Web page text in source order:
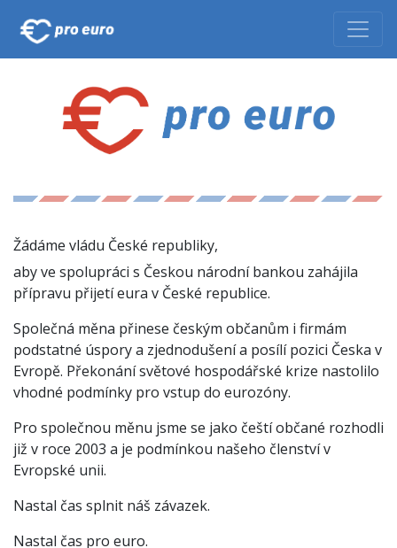
Žádáme vládu České republiky,
aby ve spolupráci s Českou národní bankou zahájila
přípravu přijetí eura v České republice.
Společná měna přinese českým občanům i firmám
podstatné úspory a zjednodušení a posílí pozici Česka v
Evropě. Překonání světové hospodářské krize nastolilo
vhodné podmínky pro vstup do eurozóny.
Pro společnou měnu jsme se jako čeští občané rozhodli
již v roce 2003 a je podmínkou našeho členství v
Evropské unii.
Nastal čas splnit náš závazek.
Nastal čas pro euro.